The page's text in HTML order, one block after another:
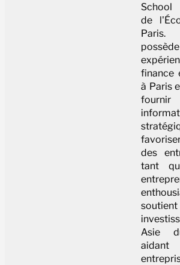
School
de
finance
à Paris
des
tant
Asie